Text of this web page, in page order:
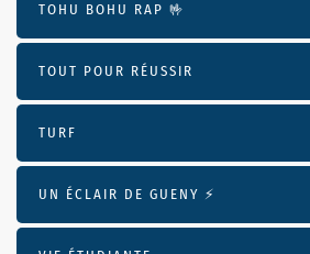
TOHU BOHU RAP 🤟
TOUT POUR RÉUSSIR
TURF
UN ÉCLAIR DE GUENY ⚡️